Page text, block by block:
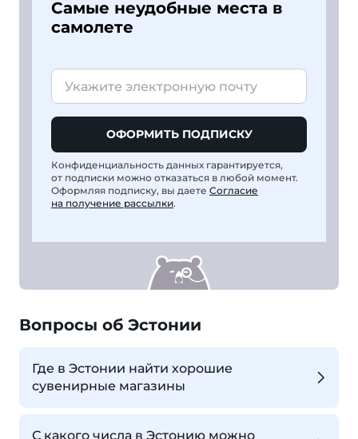
Самые неудобные места в
самолете
ОФОРМИТЬ ПОДПИСКУ
Конфиденциальность данных гарантируется,
от подписки можно отказаться в любой момент.
Оформляя подписку, вы даете Согласие
на получение рассылки.
Вопросы об Эстонии
Где в Эстонии найти хорошие
сувенирные магазины
С какого числа в Эстонию можно